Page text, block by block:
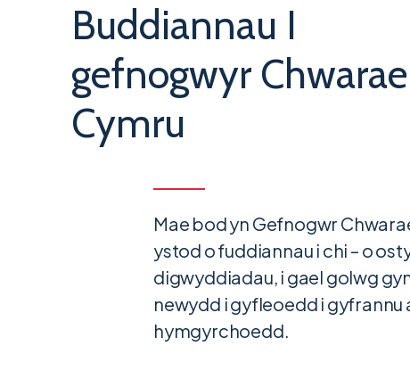
Buddiannau I
gefnogwyr Chwarae
Cymru
Mae bod yn Gefnogwr
ystod o fuddiannau i chi – o
digwyddiadau, i gael golwg
newydd i gyfleoedd i gyfrannu
hymgyrchoedd.